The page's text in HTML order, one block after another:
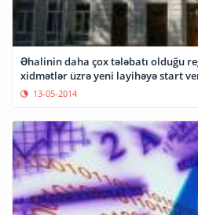
Əhalinin daha çox tələbatı olduğu
xidmətlər üzrə yeni layihəyə start
13-05-2014